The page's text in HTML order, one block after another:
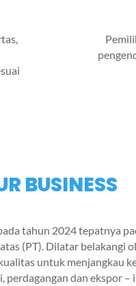
BUSINESS
tahun 2024 tepatnya
(PT). Dilatar belakangi
untuk menjangkau
dan ekspor –